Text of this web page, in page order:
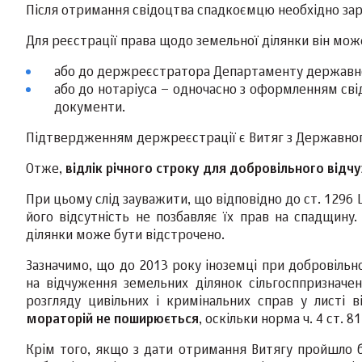
Після отримання свідоцтва спадкоємцю необхідно
Для реєстрації права щодо земельної ділянки він
або до держреєстратора Департаменту
або до нотаріуса – одночасно з оформленням
документи.
Підтвердженням держреєстрації є Витяг з
Отже, відлік річного строку для добровільного
При цьому слід зауважити, що відповідно до ст.
його відсутність не позбавляє їх прав на
ділянки може бути відстрочено.
Зазначимо, що до 2013 року іноземці при
на відчуження земельних ділянок
розгляду цивільних і кримінальних справ у
мораторій не поширюється, оскільки норма ч. 4 ст.
Крім того, якщо з дати отримання Витягу пройшло